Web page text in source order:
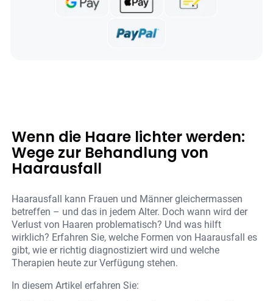
Wenn die Haare lichter werden:
Wege zur Behandlung von
Haarausfall
Haarausfall kann Frauen und Männer gleichermassen
betreffen – und das in jedem Alter. Doch wann wird der
Verlust von Haaren problematisch? Und was hilft
wirklich? Erfahren Sie, welche Formen von Haarausfall es
gibt, wie er richtig diagnostiziert wird und welche
Therapien heute zur Verfügung stehen.
In diesem Artikel erfahren Sie: